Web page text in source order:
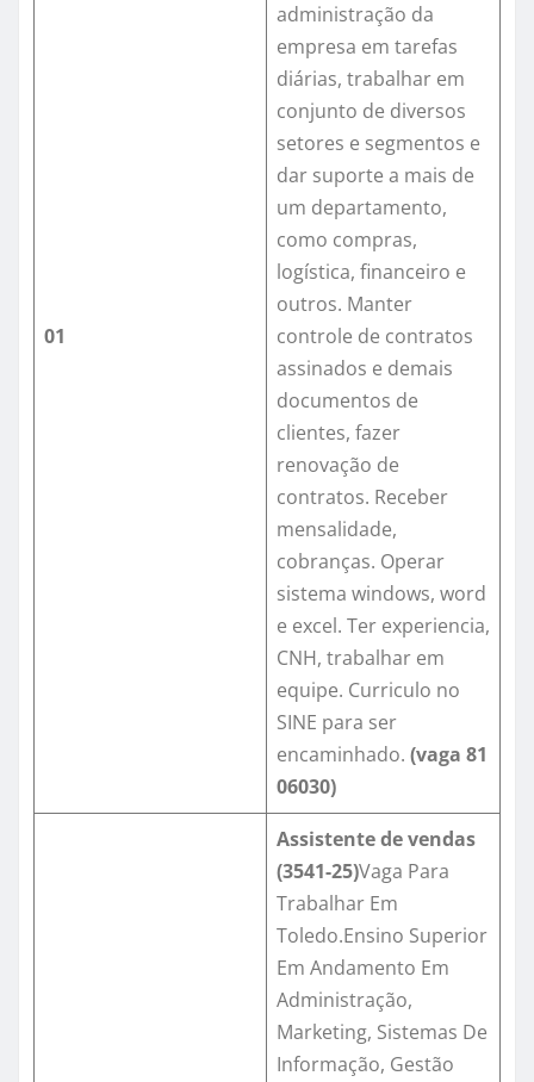
01
administração da
empresa em tarefas
diárias, trabalhar em
conjunto de diversos
setores e segmentos e
dar suporte a mais de
um departamento,
como compras,
logística, financeiro e
outros. Manter
controle de contratos
assinados e demais
documentos de
clientes, fazer
renovação de
contratos. Receber
mensalidade,
cobranças. Operar
sistema windows, word
e excel. Ter experiencia,
CNH, trabalhar em
equipe. Curriculo no
SINE para ser
encaminhado. (vaga 81
06030)
Assistente de vendas
(3541-25)Vaga Para
Trabalhar Em
Toledo.Ensino Superior
Em Andamento Em
Administração,
Marketing, Sistemas De
Informação, Gestão